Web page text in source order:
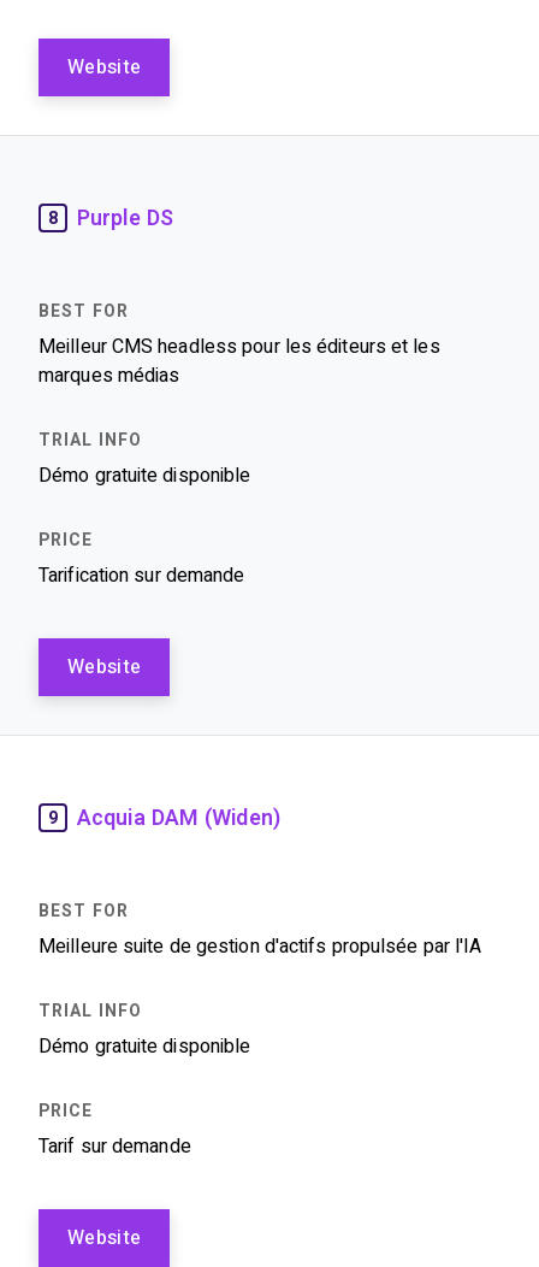
Website
8 Purple DS
Meilleur CMS headless pour les éditeurs et les
marques médias
Démo gratuite disponible
Tarification sur demande
Website
9 Acquia DAM (Widen)
Meilleure suite de gestion d'actifs propulsée par l'IA
Démo gratuite disponible
Tarif sur demande
Website